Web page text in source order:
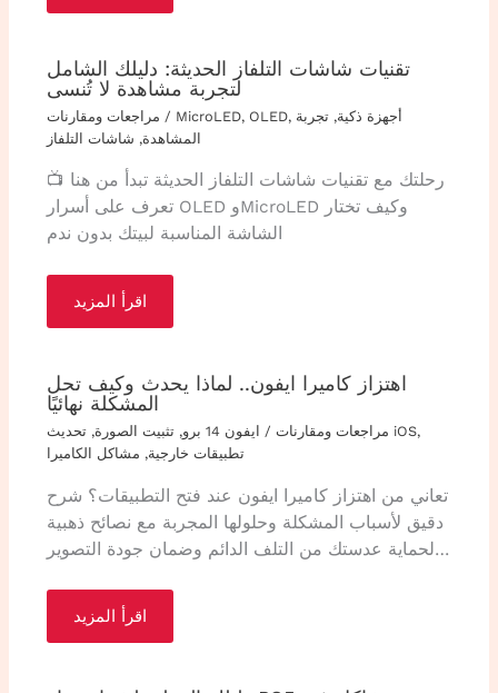
تقنيات شاشات التلفاز الحديثة: دليلك الشامل
لتجربة مشاهدة لا تُنسى
مراجعات ومقارنات / MicroLED, OLED, أجهزة ذكية,تجربة
المشاهدة, شاشات التلفاز
رحلتك مع تقنيات شاشات التلفاز الحديثة تبدأ من هنا 📺
تعرف على أسرار OLED وMicroLED وكيف تختار
الشاشة المناسبة لبيتك بدون ندم
اقرأ المزيد
اهتزاز كاميرا ايفون.. لماذا يحدث وكيف تحل
المشكلة نهائيًا
مراجعات ومقارنات / ايفون 14 برو ,تثبيت الصورة, تحديث iOS,
تطبيقات خارجية, مشاكل الكاميرا
تعاني من اهتزاز كاميرا ايفون عند فتح التطبيقات؟ شرح
دقيق لأسباب المشكلة وحلولها المجربة مع نصائح ذهبية
لحماية عدستك من التلف الدائم وضمان جودة التصوير…
اقرأ المزيد